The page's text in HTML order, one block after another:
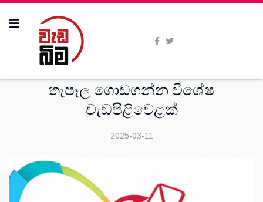
තැපෑල ගොඩගන්න විශේෂ
වැඩපිළිවෙළක්
2025-03-11